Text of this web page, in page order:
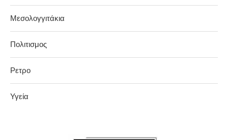
Μεσολογγιτάκια
Πολιτισμος
Ρετρο
Υγεία